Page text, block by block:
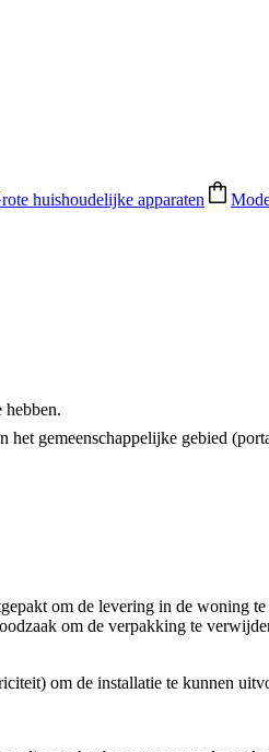
huishoudelijke apparaten
hebben.
gemeenschappelijke gebied
om de levering in de woning
om de verpakking te
om de installatie te kunnen